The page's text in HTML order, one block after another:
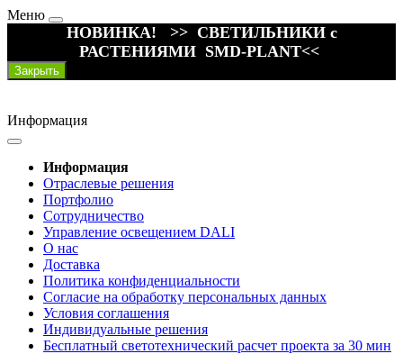
Меню
НОВИНКА! >> СВЕТИЛЬНИКИ с
РАСТЕНИЯМИ SMD-PLANT<<
Закрыть
Информация
Информация
Отраслевые решения
Портфолио
Сотрудничество
Управление освещением DALI
О нас
Доставка
Политика конфиденциальности
Согласие на обработку персональных данных
Условия соглашения
Индивидуальные решения
Бесплатный светотехнический расчет проекта за 30 мин